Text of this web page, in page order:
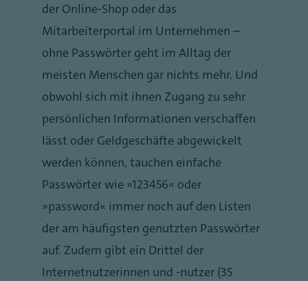
der Online-Shop oder das
Mitarbeiterportal im Unternehmen –
ohne Passwörter geht im Alltag der
meisten Menschen gar nichts mehr. Und
obwohl sich mit ihnen Zugang zu sehr
persönlichen Informationen verschaffen
lässt oder Geldgeschäfte abgewickelt
werden können, tauchen einfache
Passwörter wie „123456“ oder
„password“ immer noch auf den Listen
der am häufigsten genutzten Passwörter
auf. Zudem gibt ein Drittel der
Internetnutzerinnen und -nutzer (35